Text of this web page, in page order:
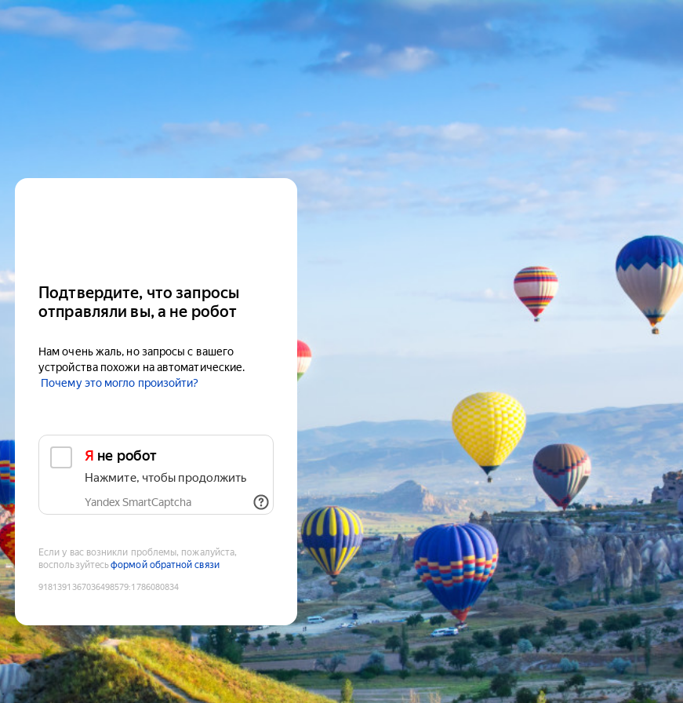
Подтвердите, что запросы
отправляли вы, а не робот
Нам очень жаль, но запросы с вашего
устройства похожи на автоматические.
Почему это могло произойти?
Я не робот
Нажмите, чтобы продолжить
Yandex SmartCaptcha
Если у вас возникли проблемы, пожалуйста,
воспользуйтесьформой обратной связи
9181391367036498579:1786080834